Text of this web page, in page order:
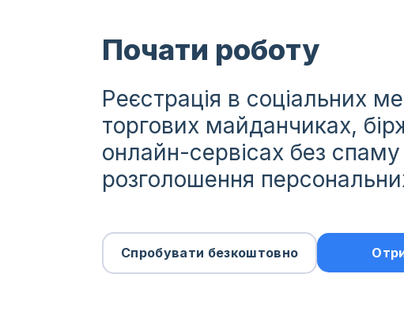
Почати роботу
Реєстрація в соціальних
торгових майданчиках,
онлайн-сервісах без спаму
розголошення
Спробувати безкоштовно